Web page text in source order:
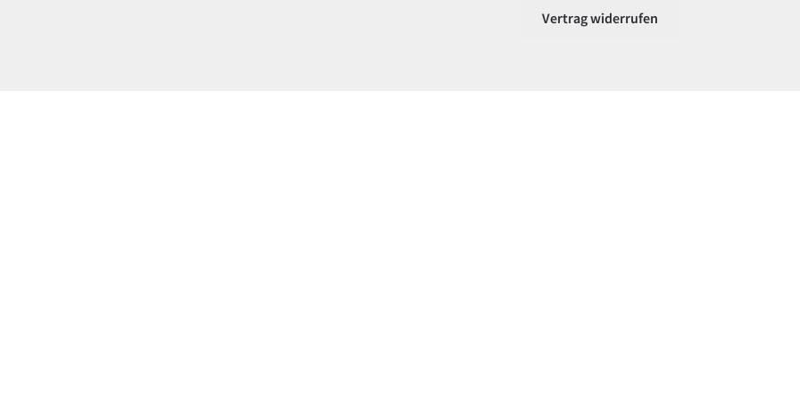
Vertrag widerrufen